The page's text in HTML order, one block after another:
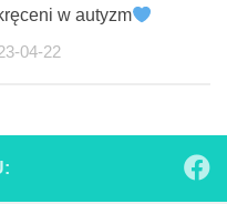
w autyzm
04-22